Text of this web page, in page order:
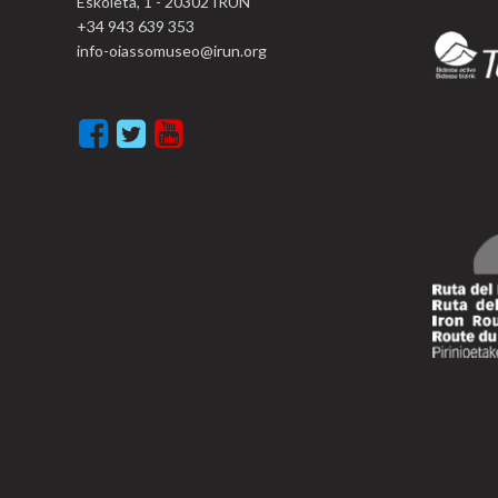
+34 943 639 353
info-oiassomuseo@irun.org